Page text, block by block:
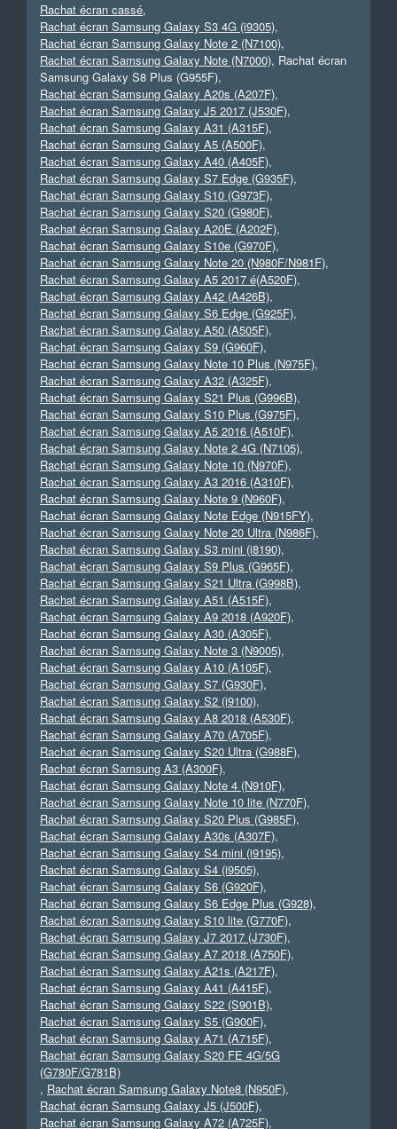
Rachat écran cassé,
Rachat écran Samsung Galaxy S3 4G (i9305),
Rachat écran Samsung Galaxy Note 2 (N7100),
Rachat écran Samsung Galaxy Note (N7000), Rachat écran
Samsung Galaxy S8 Plus (G955F),
Rachat écran Samsung Galaxy A20s (A207F),
Rachat écran Samsung Galaxy J5 2017 (J530F),
Rachat écran Samsung Galaxy A31 (A315F),
Rachat écran Samsung Galaxy A5 (A500F),
Rachat écran Samsung Galaxy A40 (A405F),
Rachat écran Samsung Galaxy S7 Edge (G935F),
Rachat écran Samsung Galaxy S10 (G973F),
Rachat écran Samsung Galaxy S20 (G980F),
Rachat écran Samsung Galaxy A20E (A202F),
Rachat écran Samsung Galaxy S10e (G970F),
Rachat écran Samsung Galaxy Note 20 (N980F/N981F),
Rachat écran Samsung Galaxy A5 2017 é(A520F),
Rachat écran Samsung Galaxy A42 (A426B),
Rachat écran Samsung Galaxy S6 Edge (G925F),
Rachat écran Samsung Galaxy A50 (A505F),
Rachat écran Samsung Galaxy S9 (G960F),
Rachat écran Samsung Galaxy Note 10 Plus (N975F),
Rachat écran Samsung Galaxy A32 (A325F),
Rachat écran Samsung Galaxy S21 Plus (G996B),
Rachat écran Samsung Galaxy S10 Plus (G975F),
Rachat écran Samsung Galaxy A5 2016 (A510F),
Rachat écran Samsung Galaxy Note 2 4G (N7105),
Rachat écran Samsung Galaxy Note 10 (N970F),
Rachat écran Samsung Galaxy A3 2016 (A310F),
Rachat écran Samsung Galaxy Note 9 (N960F),
Rachat écran Samsung Galaxy Note Edge (N915FY),
Rachat écran Samsung Galaxy Note 20 Ultra (N986F),
Rachat écran Samsung Galaxy S3 mini (i8190),
Rachat écran Samsung Galaxy S9 Plus (G965F),
Rachat écran Samsung Galaxy S21 Ultra (G998B),
Rachat écran Samsung Galaxy A51 (A515F),
Rachat écran Samsung Galaxy A9 2018 (A920F),
Rachat écran Samsung Galaxy A30 (A305F),
Rachat écran Samsung Galaxy Note 3 (N9005),
Rachat écran Samsung Galaxy A10 (A105F),
Rachat écran Samsung Galaxy S7 (G930F),
Rachat écran Samsung Galaxy S2 (i9100),
Rachat écran Samsung Galaxy A8 2018 (A530F),
Rachat écran Samsung Galaxy A70 (A705F),
Rachat écran Samsung Galaxy S20 Ultra (G988F),
Rachat écran Samsung A3 (A300F),
Rachat écran Samsung Galaxy Note 4 (N910F),
Rachat écran Samsung Galaxy Note 10 lite (N770F),
Rachat écran Samsung Galaxy S20 Plus (G985F),
Rachat écran Samsung Galaxy A30s (A307F),
Rachat écran Samsung Galaxy S4 mini (i9195),
Rachat écran Samsung Galaxy S4 (i9505),
Rachat écran Samsung Galaxy S6 (G920F),
Rachat écran Samsung Galaxy S6 Edge Plus (G928),
Rachat écran Samsung Galaxy S10 lite (G770F),
Rachat écran Samsung Galaxy J7 2017 (J730F),
Rachat écran Samsung Galaxy A7 2018 (A750F),
Rachat écran Samsung Galaxy A21s (A217F),
Rachat écran Samsung Galaxy A41 (A415F),
Rachat écran Samsung Galaxy S22 (S901B),
Rachat écran Samsung Galaxy S5 (G900F),
Rachat écran Samsung Galaxy A71 (A715F),
Rachat écran Samsung Galaxy S20 FE 4G/5G
(G780F/G781B)
, Rachat écran Samsung Galaxy Note8 (N950F),
Rachat écran Samsung Galaxy J5 (J500F),
Rachat écran Samsung Galaxy A72 (A725F),